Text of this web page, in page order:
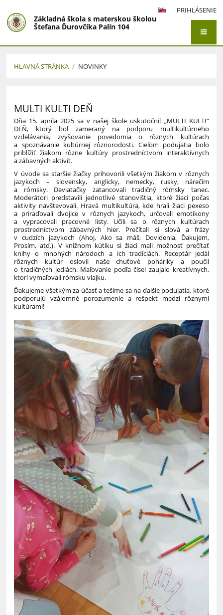
PRIHLÁSENIE
Základná škola s materskou školou
Štefana Ďurovčíka Palín 104
HLAVNÁ STRÁNKA / NOVINKY
MULTI KULTI DEŇ
Dňa 15. apríla 2025 sa v našej škole uskutočnil „MULTI KULTI“
DEŇ, ktorý bol zameraný na podporu multikultúrneho
vzdelávania, zvyšovanie povedomia o rôznych kultúrach
a spoznávanie kultúrnej rôznorodosti. Cieľom podujatia bolo
priblížiť žiakom rôzne kultúry prostredníctvom interaktívnych
a zábavných aktivít.
V úvode sa staršie žiačky prihovorili všetkým žiakom v rôznych
jazykoch – slovensky, anglicky, nemecky, rusky, nárečím
a rómsky. Deviatačky zatancovali tradičný rómsky tanec.
Moderátori predstavili jednotlivé stanovištia, ktoré žiaci počas
aktivity navštevovali. Hravá multikultúra, kde hrali žiaci pexeso
a priraďovali dvojice v rôznych jazykoch, určovali emotikony
a vypracovali pracovné listy. Učili sa o rôznych kultúrach
prostredníctvom zábavných hier. Prečítali si slová a frázy
v cudzích jazykoch (Ahoj, Ako sa máš, Dovidenia, Ďakujem,
Prosím, atď.). V knižnom kútiku si žiaci mali možnosť prečítať
knihy o mnohých národoch a ich tradíciách. Receptár jedál
rôznych kultúr oslovil naše chuťové poháriky a poučil
o tradičných jedlách. Maľovanie podľa čísel zaujalo kreatívnych,
ktorí vymaľovali rómsku vlajku.
Ďakujeme všetkým za účasť a tešíme sa na ďalšie podujatia, ktoré
podporujú vzájomné porozumenie a rešpekt medzi rôznymi
kultúrami!